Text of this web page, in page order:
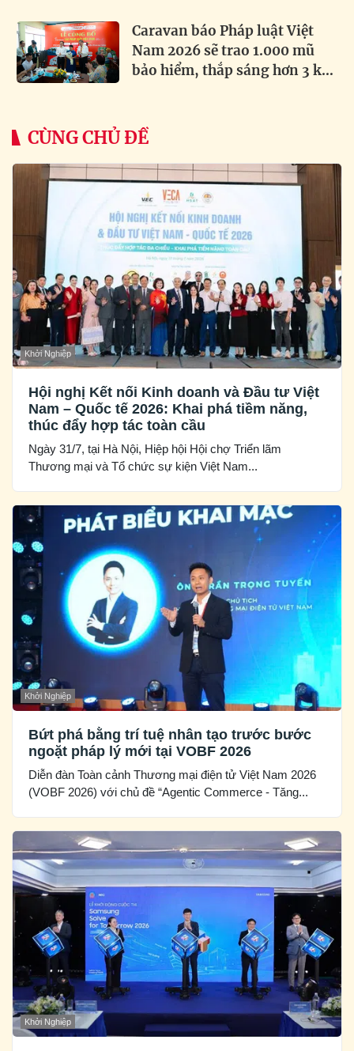
Caravan báo Pháp luật Việt
Nam 2026 sẽ trao 1.000 mũ
bảo hiểm, thắp sáng hơn 3 km
CÙNG CHỦ ĐỀ
Khởi Nghiệp
Hội nghị Kết nối Kinh doanh và Đầu tư Việt
Nam – Quốc tế 2026: Khai phá tiềm năng,
thúc đẩy hợp tác toàn cầu
Ngày 31/7, tại Hà Nội, Hiệp hội Hội chợ Triển lãm
Thương mại và Tổ chức sự kiện Việt Nam...
Khởi Nghiệp
Bứt phá bằng trí tuệ nhân tạo trước bước
ngoặt pháp lý mới tại VOBF 2026
Diễn đàn Toàn cảnh Thương mại điện tử Việt Nam 2026
(VOBF 2026) với chủ đề “Agentic Commerce - Tăng...
Khởi Nghiệp